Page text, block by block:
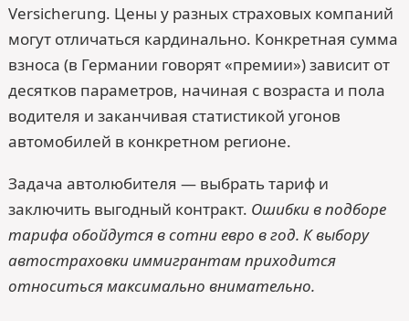
Versicherung. Цены у разных страховых компаний
могут отличаться кардинально. Конкретная сумма
взноса (в Германии говорят «премии») зависит от
десятков параметров, начиная с возраста и пола
водителя и заканчивая статистикой угонов
автомобилей в конкретном регионе.
Задача автолюбителя — выбрать тариф и
заключить выгодный контракт. Ошибки в подборе
тарифа обойдутся в сотни евро в год. К выбору
автостраховки иммигрантам приходится
относиться максимально внимательно.